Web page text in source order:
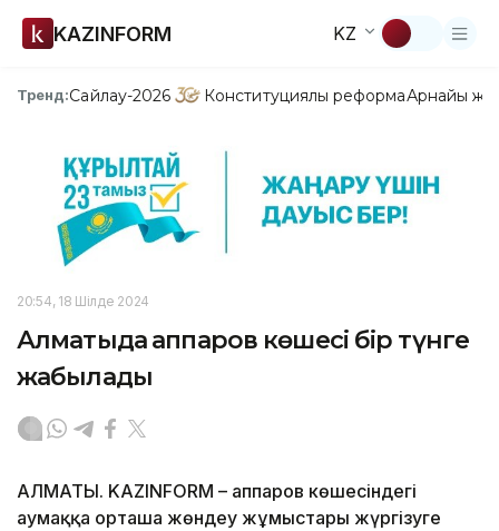
KAZINFORM KZ
Тренд:Сайлау-2026 Конституциялық реформаАрнайы
20:54, 18 Шілде 2024
Алматыда Қаппаров көшесі бір түнге
жабылады
АЛМАТЫ. KAZINFORM – Қаппаров көшесіндегі
аумаққа орташа жөндеу жұмыстары жүргізуге